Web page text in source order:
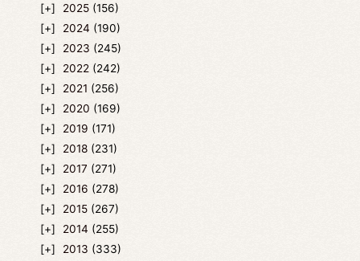
2025 (156)
2024 (190)
2023 (245)
2022 (242)
2021 (256)
2020 (169)
2019 (171)
2018 (231)
2017 (271)
2016 (278)
2015 (267)
2014 (255)
2013 (333)